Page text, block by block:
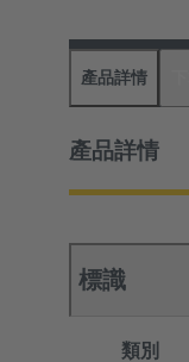
產品詳情
產品詳情
標識
類別